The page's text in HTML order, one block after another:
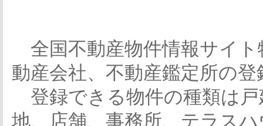
全国不動産物件情報サイト
動産会社、不動産鑑定所の
登録できる物件の種類は
地、店舗、事務所、テラス